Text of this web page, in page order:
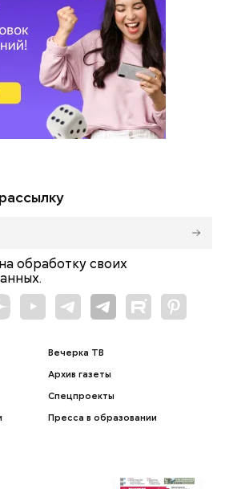
на обработку своих
Вечерка ТВ
Архив газеты
Спецпроекты
Пресса в образовании